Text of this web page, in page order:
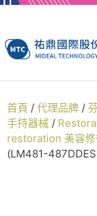
首頁 / 代理品牌 /
手持器械 /
restoration 美容修
(LM481-